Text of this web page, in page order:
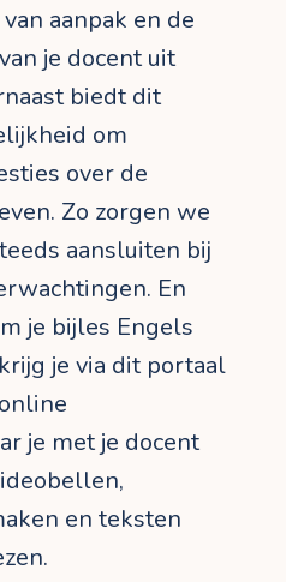
aanpak en de
je docent uit
biedt dit
om
over de
Zo zorgen we
aansluiten bij
En
je bijles Engels
je via dit portaal
je met je docent
en teksten